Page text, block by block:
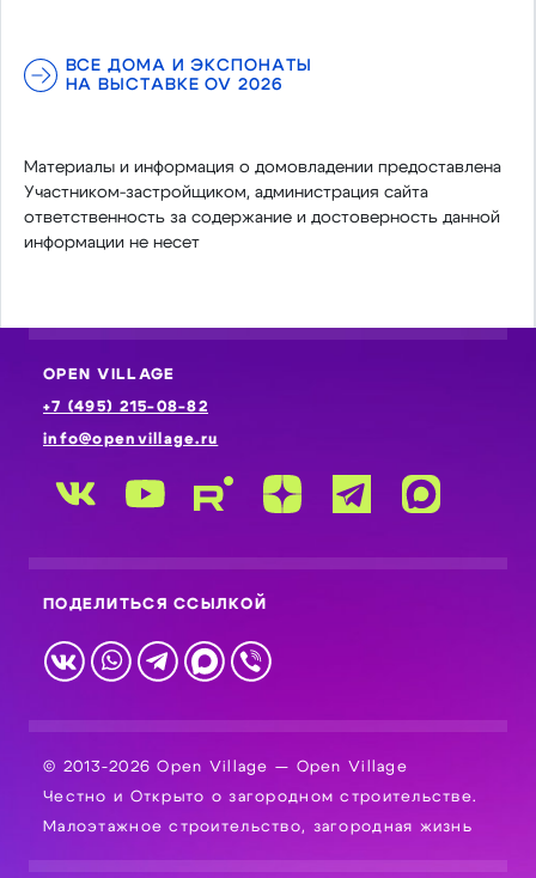
ВСЕ ДОМА И ЭКСПОНАТЫ
НА ВЫСТАВКЕ OV 2026
Материалы и информация о домовладении предоставлена
Участником-застройщиком, администрация сайта
ответственность за содержание и достоверность данной
информации не несет
OPEN VILLAGE
+7 (495) 215-08-82
info@openvillage.ru
ПОДЕЛИТЬСЯ ССЫЛКОЙ
© 2013-2026 Open Village — Open Village
Честно и Открыто о загородном строительстве.
Малоэтажное строительство, загородная жизнь